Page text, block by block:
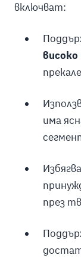
включват:
високо
има
през